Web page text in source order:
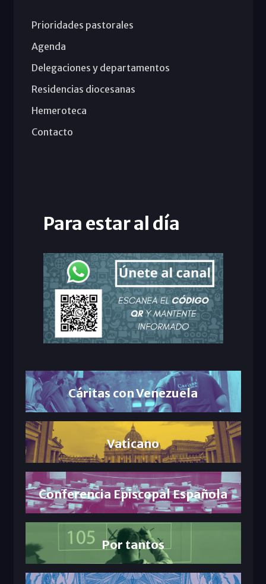
Prioridades pastorales
Agenda
Delegaciones y departamentos
Residencias diocesanas
Hemeroteca
Contacto
Para estar al día
Cáritas con Venezuela
Vaticano
Conferencia Episcopal Española
Por tantos